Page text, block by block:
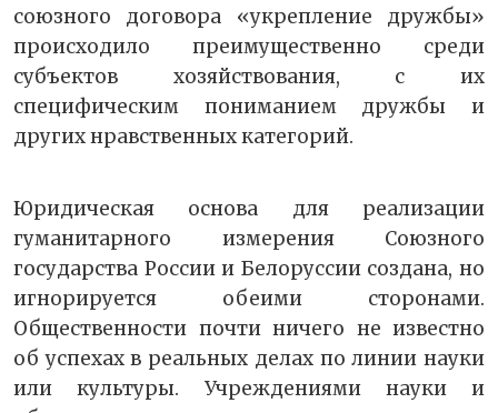
союзного договора «укрепление дружбы»
происходило преимущественно среди
субъектов хозяйствования, с их
специфическим пониманием дружбы и
других нравственных категорий.
Юридическая основа для реализации
гуманитарного измерения Союзного
государства России и Белоруссии создана, но
игнорируется обеими сторонами.
Общественности почти ничего не известно
об успехах в реальных делах по линии науки
или культуры. Учреждениями науки и